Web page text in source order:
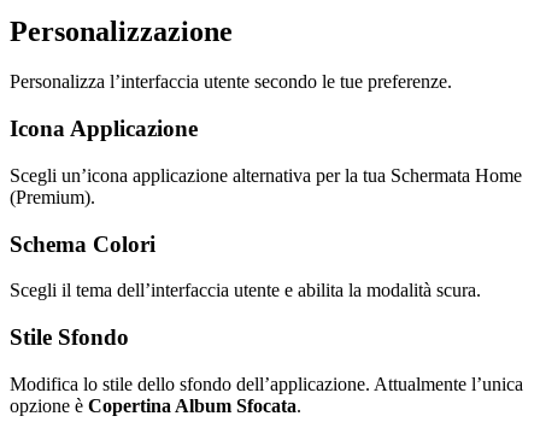
Personalizzazione
Personalizza l’interfaccia utente secondo le tue preferenze.
Icona Applicazione
Scegli un’icona applicazione alternativa per la tua Schermata Home
(Premium).
Schema Colori
Scegli il tema dell’interfaccia utente e abilita la modalità scura.
Stile Sfondo
Modifica lo stile dello sfondo dell’applicazione. Attualmente l’unica
opzione è Copertina Album Sfocata.